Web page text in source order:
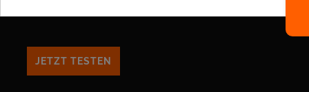
JETZT TESTEN